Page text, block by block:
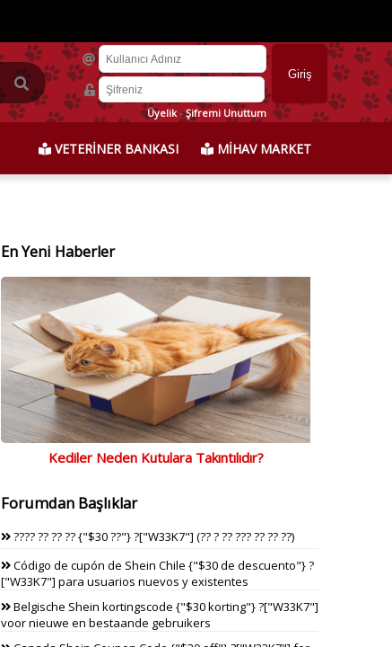
Üyelik-Şifremi Unuttum
VETERİNER BANKASI MİHAV MARKET
En Yeni Haberler
Kediler Neden Kutulara Takıntılıdır?
Forumdan Başlıklar
???? ?? ?? ?? {"$30 ??"} ?["W33K7"] (?? ? ?? ??? ?? ?? ??)
Código de cupón de Shein Chile {"$30 de descuento"} ?
["W33K7"] para usuarios nuevos y existentes
Belgische Shein kortingscode {"$30 korting"} ?["W33K7"]
voor nieuwe en bestaande gebruikers